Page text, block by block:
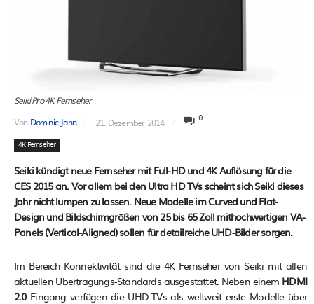
Seiki Pro 4K Fernseher
Von Dominic Jahn 21. Dezember 2014 0
4K Fernseher
Seiki kündigt neue Fernseher mit Full-HD und 4K Auflösung für die
CES 2015 an. Vor allem bei den Ultra HD TVs scheint sich Seiki dieses
Jahr nicht lumpen zu lassen. Neue Modelle im Curved und Flat-
Design und Bildschirmgrößen von 25 bis 65 Zoll mithochwertigen VA-
Panels (Vertical-Aligned) sollen für detailreiche UHD-Bilder sorgen.
Im Bereich Konnektivität sind die 4K Fernseher von Seiki mit allen
aktuellen Übertragungs-Standards ausgestattet. Neben einem HDMI
2.0Eingang verfügen die UHD-TVs als weltweit erste Modelle über